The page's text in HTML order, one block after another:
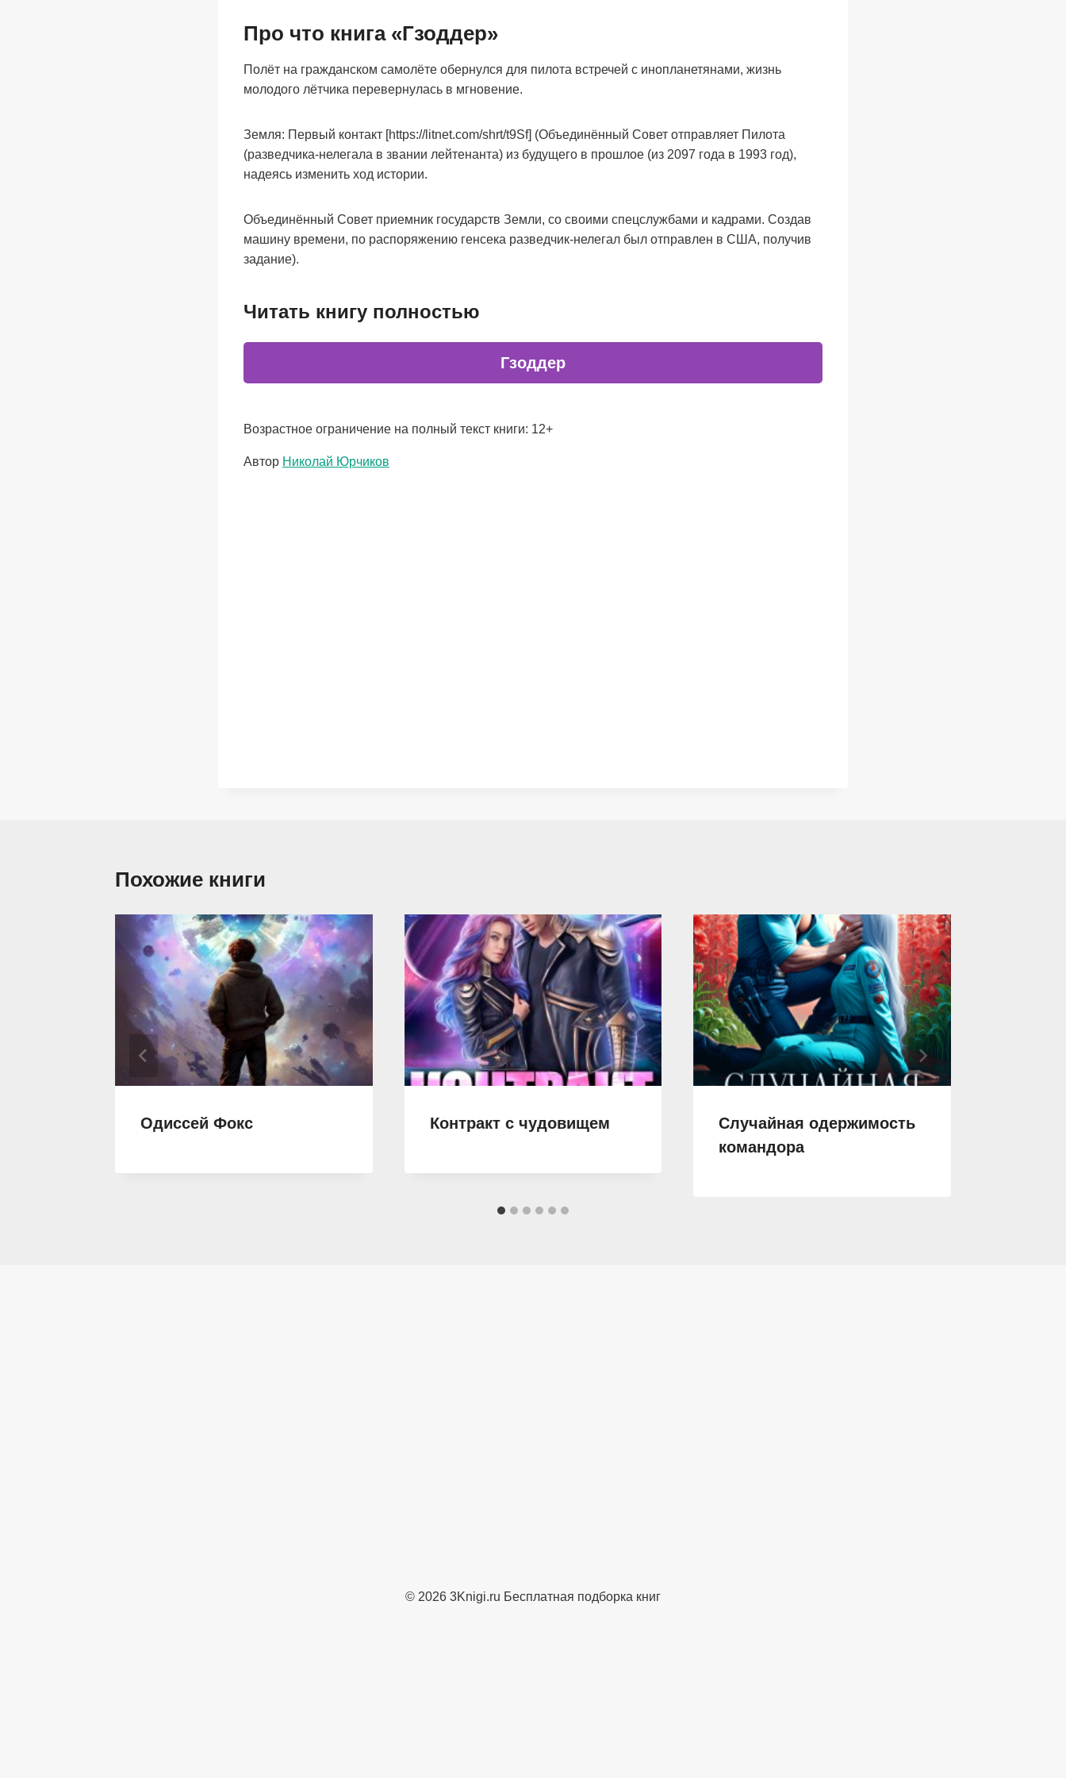
Про что книга «Гзоддер»
Полёт на гражданском самолёте обернулся для пилота встречей с инопланетянами, жизнь
молодого лётчика перевернулась в мгновение.
Земля: Первый контакт [https://litnet.com/shrt/t9Sf] (Объединённый Совет отправляет Пилота
(разведчика-нелегала в звании лейтенанта) из будущего в прошлое (из 2097 года в 1993 год),
надеясь изменить ход истории.
Объединённый Совет приемник государств Земли, со своими спецслужбами и кадрами. Создав
машину времени, по распоряжению генсека разведчик-нелегал был отправлен в США, получив
задание).
Читать книгу полностью
Гзоддер
Возрастное ограничение на полный текст книги: 12+
Метки
Автор Николай Юрчиков
Похожие книги
Одиссей Фокс Контракт с чудовищем
Случайная одержимость
командора
© 2026 3Knigi.ru Бесплатная подборка книг